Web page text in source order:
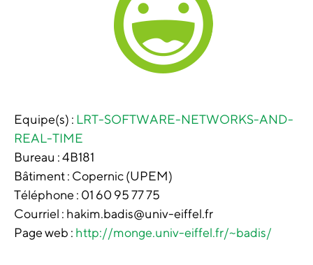
Equipe(s) : LRT-SOFTWARE-NETWORKS-AND-
REAL-TIME
Bureau :4B181
Bâtiment : Copernic (UPEM)
Téléphone : 01 60 95 77 75
Courriel : hakim.badis@univ-eiffel.fr
Page web : http://monge.univ-eiffel.fr/~badis/